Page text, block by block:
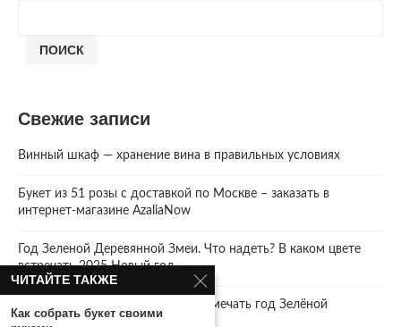
ПОИСК
Свежие записи
Винный шкаф — хранение вина в правильных условиях
Букет из 51 розы с доставкой по Москве – заказать в
интернет-магазине AzaliaNow
Год Зеленой Деревянной Змеи. Что надеть? В каком цвете
встречать 2025 Новый год.
2025 год. Где и как правильно отмечать год Зелёной
Деревянной Змеи
ЧИТАЙТЕ ТАКЖЕ
Как собрать букет своими